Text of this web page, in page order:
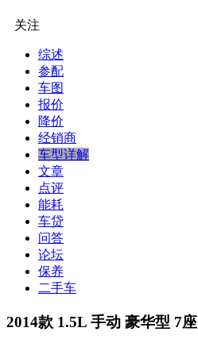
关注
综述
参配
车图
报价
降价
经销商
车型详解
文章
点评
能耗
车贷
问答
论坛
保养
二手车
2014款 1.5L 手动 豪华型 7座